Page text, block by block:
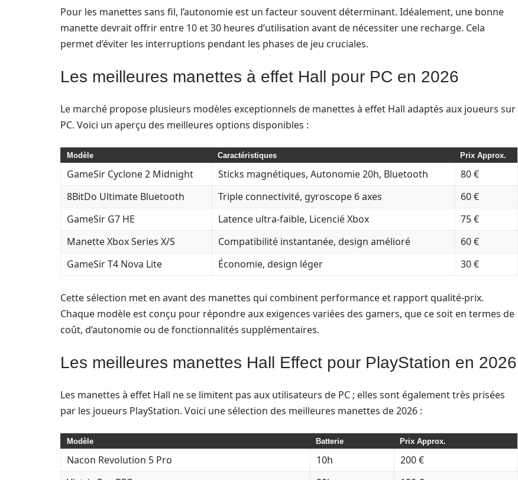
Pour les manettes sans fil, l’autonomie est un facteur souvent déterminant. Idéalement, une bonne
manette devrait offrir entre 10 et 30 heures d’utilisation avant de nécessiter une recharge. Cela
permet d’éviter les interruptions pendant les phases de jeu cruciales.
Les meilleures manettes à effet Hall pour PC en 2026
Le marché propose plusieurs modèles exceptionnels de manettes à effet Hall adaptés aux joueurs sur
PC. Voici un aperçu des meilleures options disponibles :
Modèle Caractéristiques Prix Approx.
GameSir Cyclone 2 Midnight Sticks magnétiques, Autonomie 20h, Bluetooth
80 €
8BitDo Ultimate Bluetooth
Triple connectivité, gyroscope 6 axes
60 €
GameSir G7 HE
Latence ultra-faible, Licencié Xbox
75 €
Manette Xbox Series X/S
Compatibilité instantanée, design amélioré
60 €
GameSir T4 Nova Lite
Économie, design léger 30 €
Cette sélection met en avant des manettes qui combinent performance et rapport qualité-prix.
Chaque modèle est conçu pour répondre aux exigences variées des gamers, que ce soit en termes de
coût, d’autonomie ou de fonctionnalités supplémentaires.
Les meilleures manettes Hall Effect pour PlayStation en 2026
Les manettes à effet Hall ne se limitent pas aux utilisateurs de PC ; elles sont également très prisées
par les joueurs PlayStation. Voici une sélection des meilleures manettes de 2026 :
Modèle Batterie Prix Approx.
Nacon Revolution 5 Pro 10h
200 €